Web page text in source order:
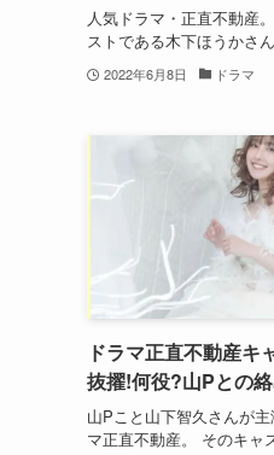
人気ドラマ・正直不動産
ストである木下ほうかさ
2022年6月8日 ドラマ
ドラマ正直不動産キ
抜擢!何役?山Pとの
山Pこと山下智久さんが
マ正直不動産。 そのキャ